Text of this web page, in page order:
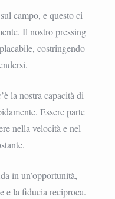
campo, e questo ci
Il nostro pressing
costringendo
la nostra capacità di
Essere parte
nella velocità e nel
in un’opportunità,
e la fiducia reciproca.